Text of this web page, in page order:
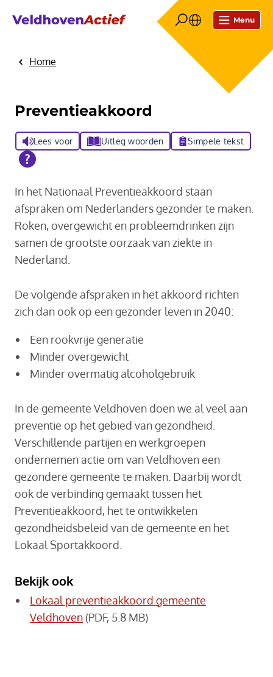
Menu
Home
Preventieakkoord
Lees voor Uitleg woorden Simpele tekst
In het Nationaal Preventieakkoord staan
afspraken om Nederlanders gezonder te maken.
Roken, overgewicht en probleemdrinken zijn
samen de grootste oorzaak van ziekte in
Nederland.
De volgende afspraken in het akkoord richten
zich dan ook op een gezonder leven in 2040:
Een rookvrije generatie
Minder overgewicht
Minder overmatig alcoholgebruik
In de gemeente Veldhoven doen we al veel aan
preventie op het gebied van gezondheid.
Verschillende partijen en werkgroepen
ondernemen actie om van Veldhoven een
gezondere gemeente te maken. Daarbij wordt
ook de verbinding gemaakt tussen het
Preventieakkoord, het te ontwikkelen
gezondheidsbeleid van de gemeente en het
Lokaal Sportakkoord.
Bekijk ook
Lokaal preventieakkoord gemeente
Veldhoven (PDF, 5.8 MB)